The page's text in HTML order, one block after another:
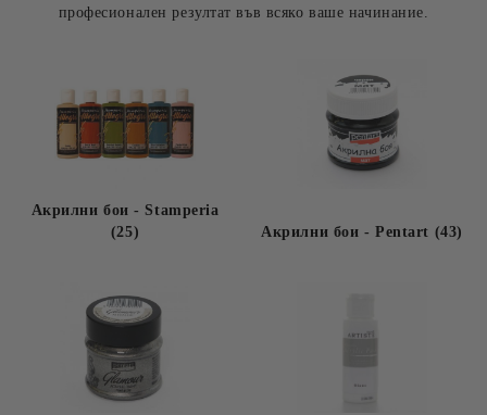
професионален резултат във всяко ваше начинание.
Акрилни бои - Stamperia
(25)
Акрилни бои - Pentart (43)